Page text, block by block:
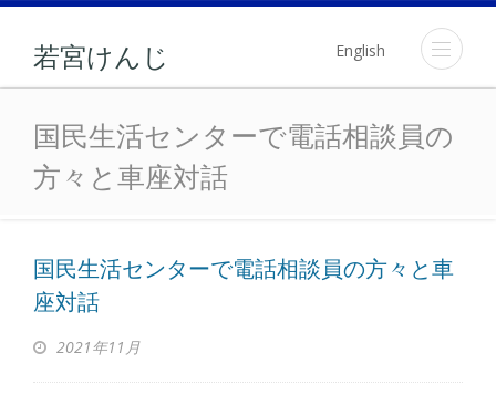
若宮けんじ English
国民生活センターで電話
国民生活センターで電話相談員の
方々と車座対話
国民生活センターで電話相談員の方々と車
座対話
2021年11月